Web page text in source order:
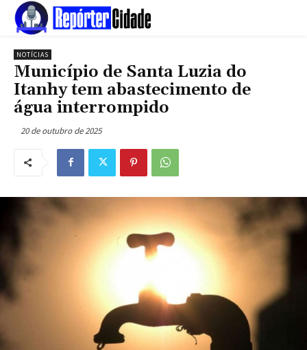
NOTÍCIAS
Município de Santa Luzia do
Itanhy tem abastecimento de
água interrompido
20 de outubro de 2025